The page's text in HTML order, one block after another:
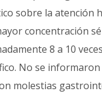
sobre la atención
concentración
8 a 10
No se
molestias